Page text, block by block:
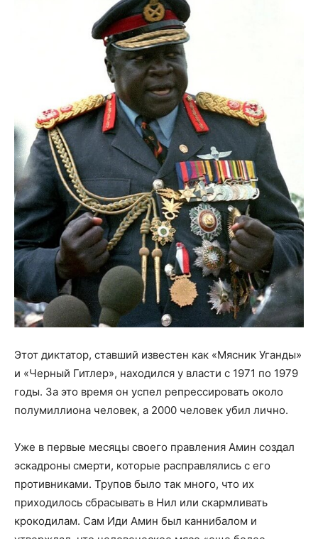
Этот диктатор, ставший известен как «Мясник Уганды»
и «Черный Гитлер», находился у власти с 1971 по 1979
годы. За это время он успел репрессировать около
полумиллиона человек, а 2000 человек убил лично.
Уже в первые месяцы своего правления Амин создал
эскадроны смерти, которые расправлялись с его
противниками. Трупов было так много, что их
приходилось сбрасывать в Нил или скармливать
крокодилам. Сам Иди Амин был каннибалом и